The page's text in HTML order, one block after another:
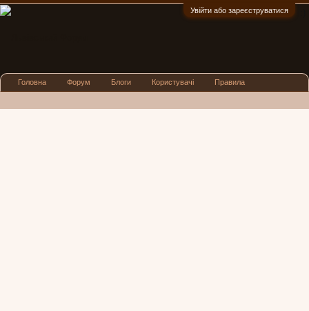
Увійти або зареєструватися
Головна Форум Блоги Користувачі Правила